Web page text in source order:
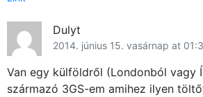
Dulyt
2014. június 15. vasárnap at
Van egy külföldről (Londonból vagy
származó 3GS-em amihez ilyen